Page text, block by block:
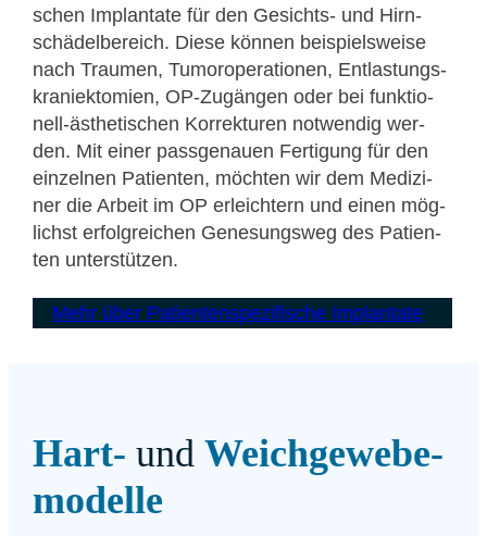
schen Implan­ta­te für den Gesichts- und Hirn­
schä­del­be­reich. Die­se kön­nen bei­spiels­wei­se
nach Trau­men, Tumor­ope­ra­tio­nen, Ent­las­tungs­
kra­ni­ek­to­mien, OP-Zugän­gen oder bei funk­tio­
nell-ästhe­ti­schen Kor­rek­tu­ren not­wen­dig wer­
den. Mit einer pass­ge­nau­en Fer­ti­gung für den
ein­zel­nen Pati­en­ten, möch­ten wir dem Medi­zi­
ner die Arbeit im OP erleich­tern und einen mög­
lichst erfolg­rei­chen Gene­sungs­weg des Pati­en­
ten unter­stüt­zen.
Mehr über Patienten­spezifische Implan­ta­te
Hart- undWeich­ge­we­be­
mo­del­le